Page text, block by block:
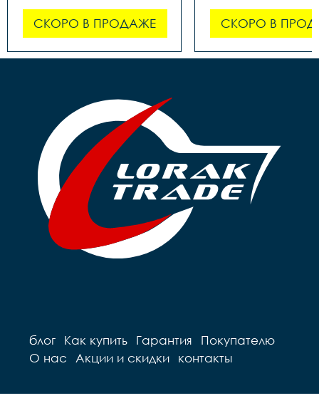
СКОРО В ПРОДАЖЕ СКОРО В
блог Как купить Гарантия
Покупателю
О нас
Акции и скидки контакты